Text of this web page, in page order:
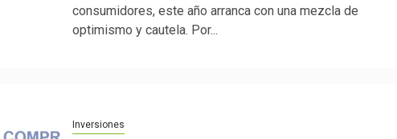
consumidores, este año arranca con una mezcla de
optimismo y cautela. Por...
Inversiones